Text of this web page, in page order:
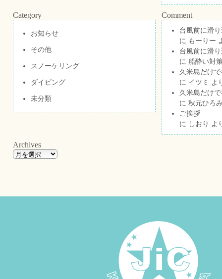
Category
お知らせ
その他
スノーケリング
ダイビング
未分類
Comment
台風前に滑
に もーりー
台風前に滑
に 船酔い対
久米島だけ
に イツミ
よ
久米島だけ
に 秋元ひろ
ご挨拶
に しおり よ
Archives